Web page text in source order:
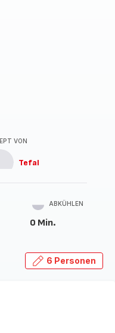
VON
Tefal
ABKÜHLEN
0 Min.
6 Personen